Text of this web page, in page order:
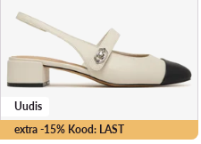
extra -15% Kood: LAST
Uudis